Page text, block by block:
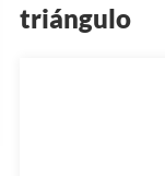
triángulo